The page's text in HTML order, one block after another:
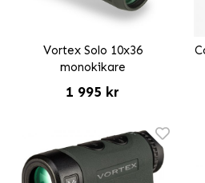
Vortex Solo 10x36
monokikare
1 995 kr